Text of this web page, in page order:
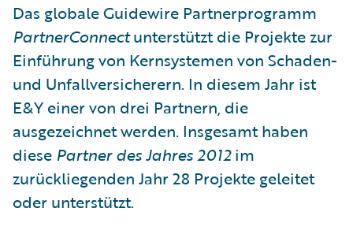
Das globale Guidewire Partnerprogramm
PartnerConnectunterstützt die Projekte zur
Einführung von Kernsystemen von Schaden-
und Unfallversicherern. In diesem Jahr ist
E&Y einer von drei Partnern, die
ausgezeichnet werden. Insgesamt haben
diese Partner des Jahres 2012im
zurückliegenden Jahr 28 Projekte geleitet
oder unterstützt.